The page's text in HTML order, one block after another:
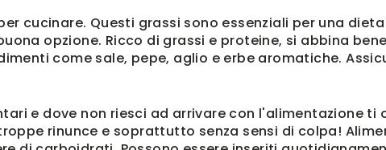
cucinare. Questi grassi sono essenziali per una
opzione. Ricco di grassi e proteine, si abbina
come sale, pepe, aglio e erbe aromatiche.
e dove non riesci ad arrivare con l'alimentazione ti
rinunce e soprattutto senza sensi di colpa!